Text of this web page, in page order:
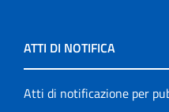
ATTI DI NOTIFICA
Atti di notificazione per